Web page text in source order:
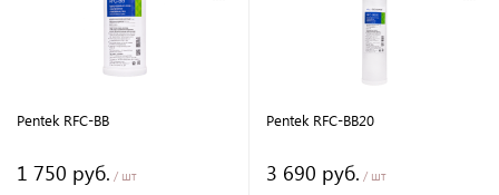
Pentek RFC-BB
1 750 руб. / шт
Pentek RFC-BB20
3 690 руб. / шт